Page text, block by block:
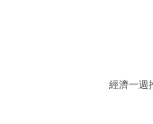
經濟一週